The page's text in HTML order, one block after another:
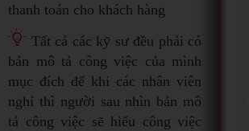
thanh toán cho khách hàng
Tất cả các kỹ sư đều phải có
bản mô tả công việc của mình
mục đích để khi các nhân viên
nghỉ thì người sau nhìn bản mô
tả công việc sẽ hiểu công việc